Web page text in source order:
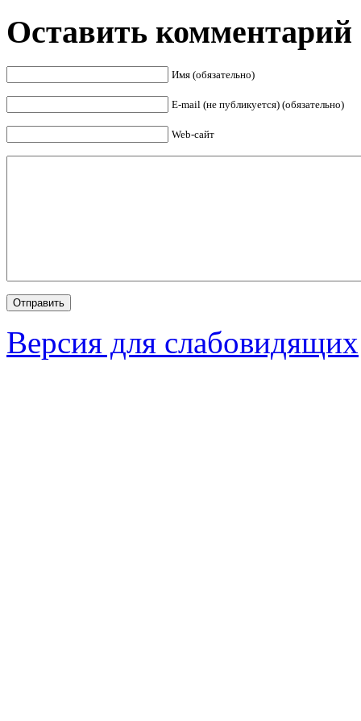
Оставить комментарий
Имя (обязательно)
E-mail (не публикуется) (обязательно)
Web-сайт
Версия для слабовидящих